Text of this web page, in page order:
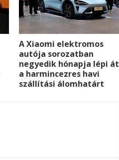
A Xiaomi elektromos
autója sorozatban
negyedik hónapja lépi át
a harmincezres havi
szállítási álomhatárt